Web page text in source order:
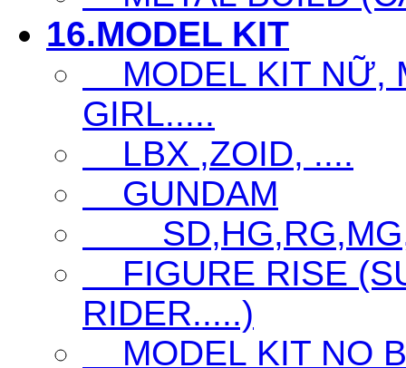
16.MODEL KIT
MODEL KIT NỮ,
GIRL.....
LBX ,ZOID, ....
GUNDAM
FIGURE RISE
RIDER.....)
MODEL KIT NO